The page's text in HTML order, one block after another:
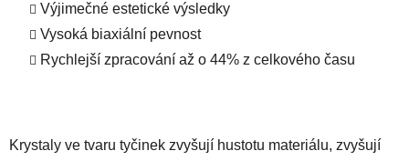
Výjimečné estetické výsledky
Vysoká biaxiální pevnost
Rychlejší zpracování až o 44% z celkového času
Krystaly ve tvaru tyčinek zvyšují hustotu materiálu, zvyšují